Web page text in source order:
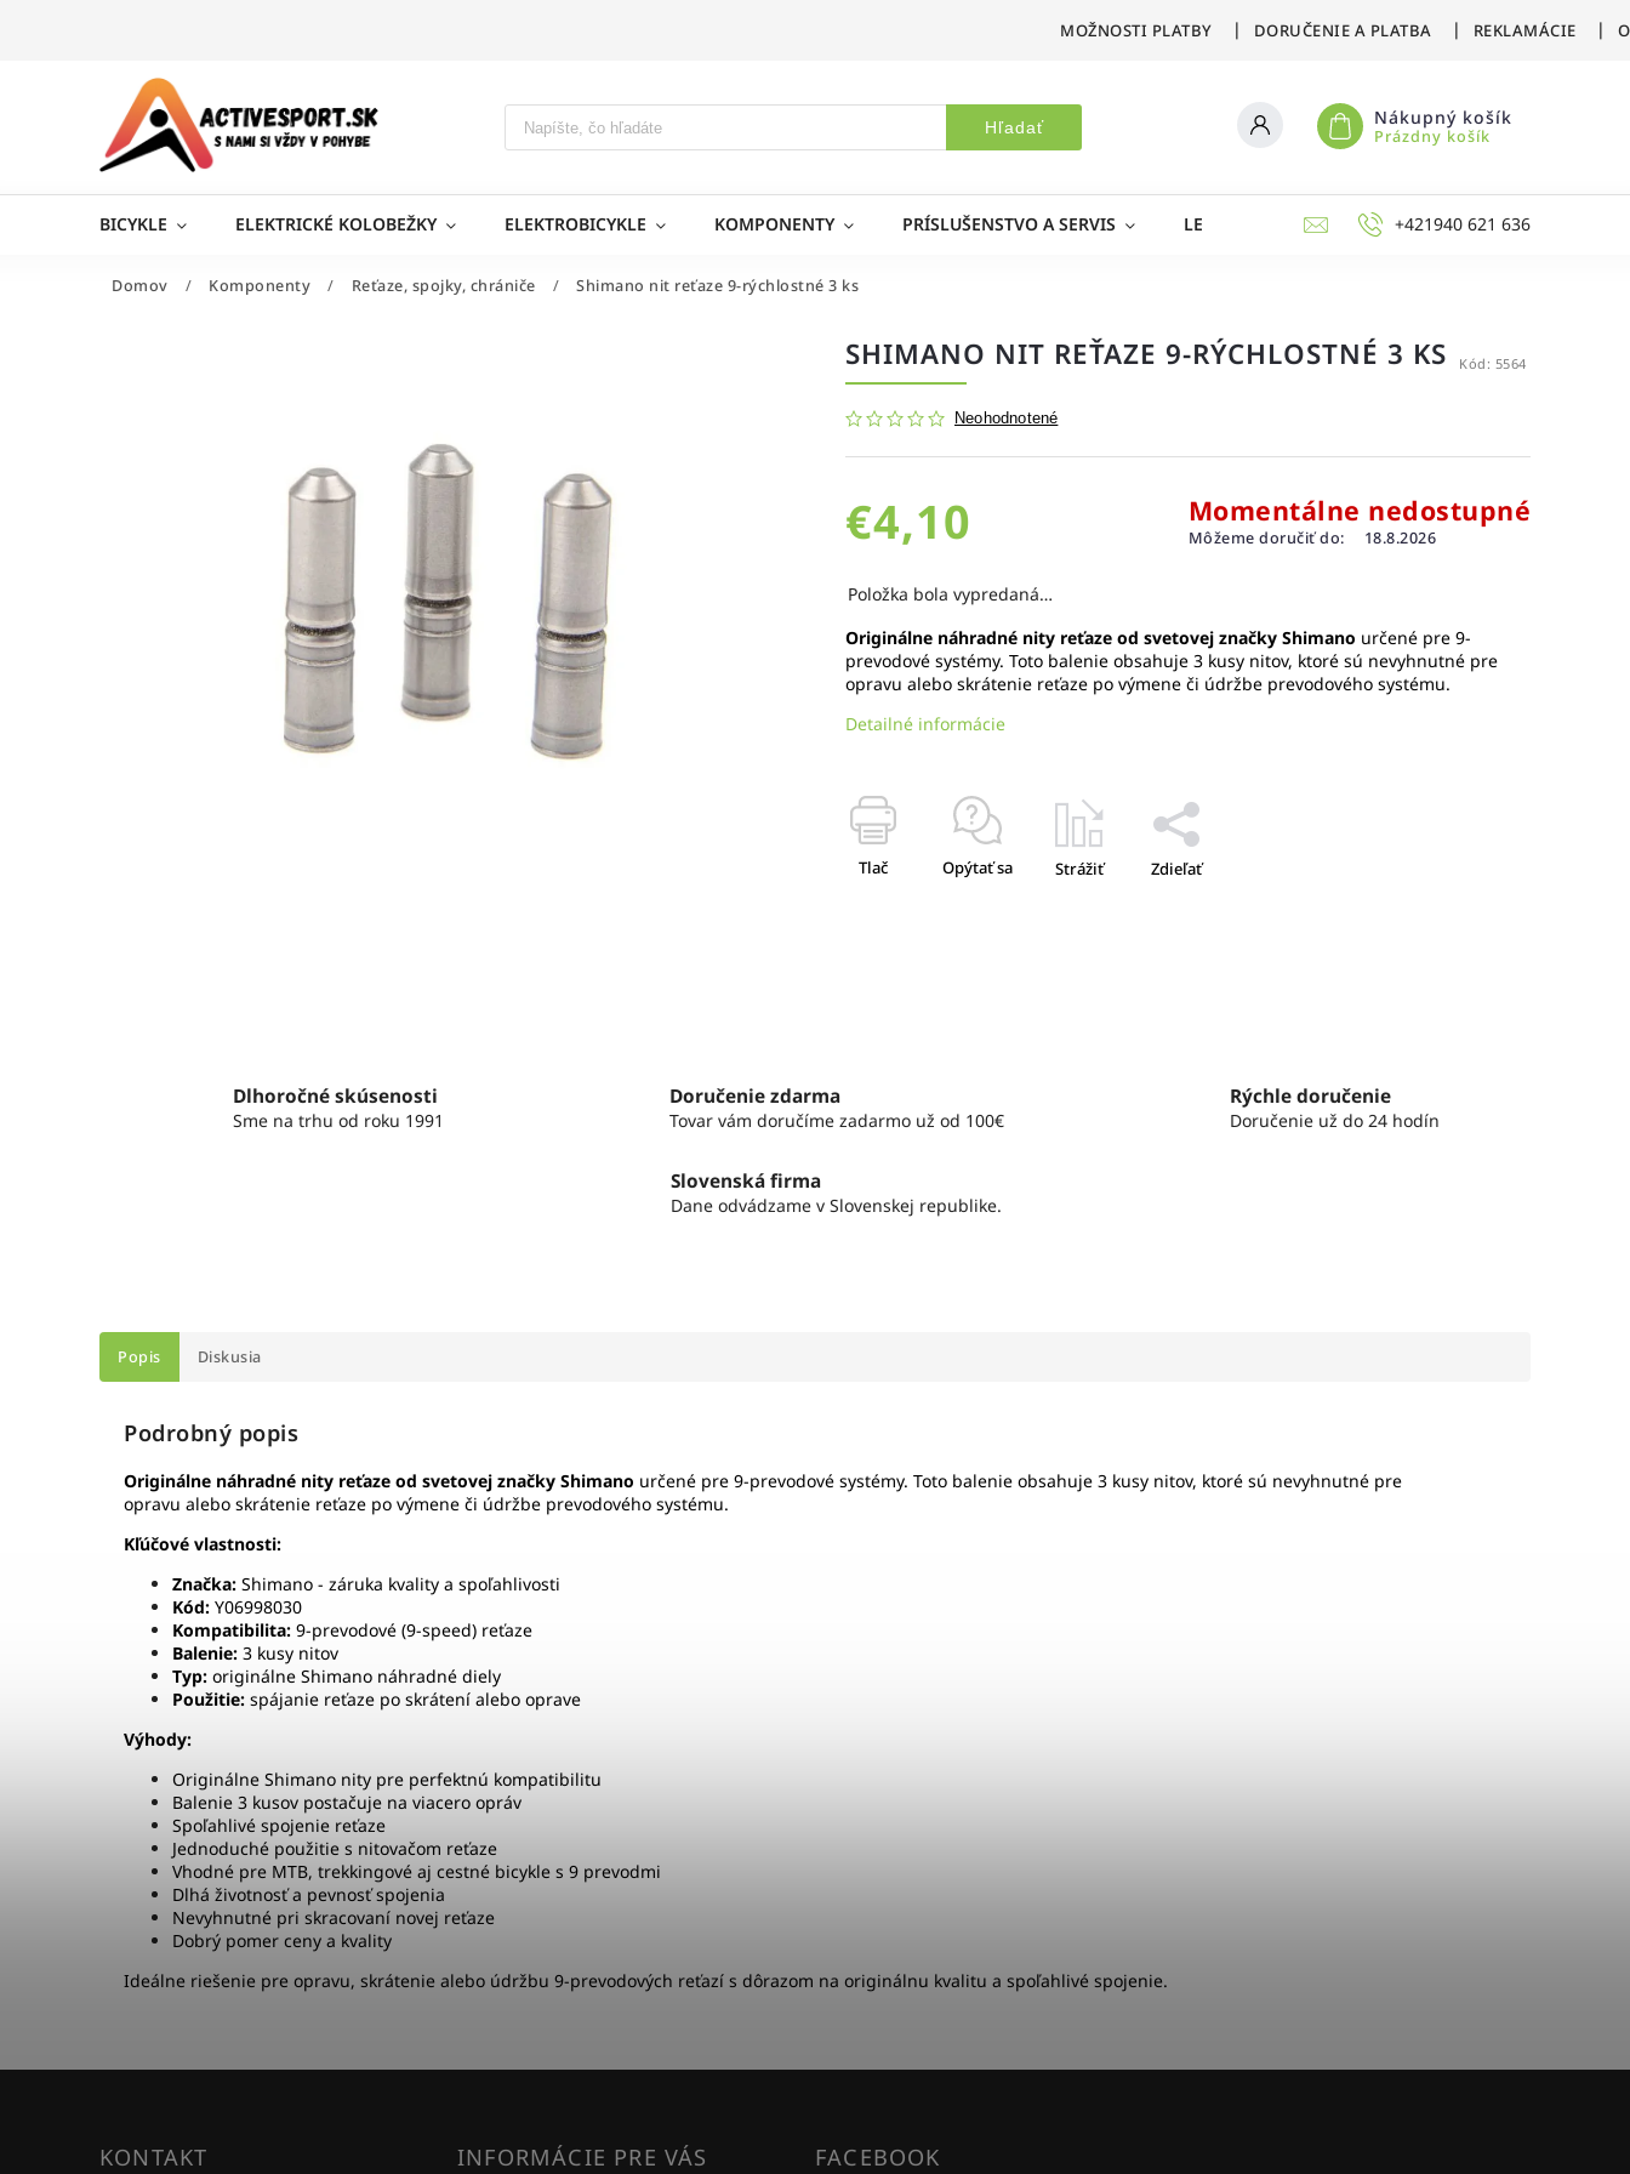
MOŽNOSTI PLATBY DORUČENIE A PLATBA REKLAMÁCIE
Hľadať Nákupný košík
Prázdny košík
BICYKLE ELEKTRICKÉ KOLOBEŽKY ELEKTROBICYKLE KOMPONENTY PRÍSLUŠENSTVO A SERVIS LETNÉ ŠPORTY ZIMNÉ ŠPORTY
+421940 621 636
Domov / Komponenty / Reťaze, spojky, chrániče / Shimano nit reťaze 9-rýchlostné 3 ks
SHIMANO NIT REŤAZE 9-RÝCHLOSTNÉ 3 KS Kód: 5564
Neohodnotené
€4,10 Momentálne nedostupné
Môžeme doručiť do: 18.8.2026
Položka bola vypredaná…
Originálne náhradné nity reťaze od svetovej značky Shimano určené pre 9-
prevodové systémy. Toto balenie obsahuje 3 kusy nitov, ktoré sú nevyhnutné pre
opravu alebo skrátenie reťaze po výmene či údržbe prevodového systému.
Detailné informácie
Tlač Opýtať sa Strážiť Zdieľať
Dlhoročné skúsenosti
Sme na trhu od roku 1991
Doručenie zdarma
Tovar vám doručíme zadarmo už od 100€
Rýchle doručenie
Doručenie už do 24 hodín
Slovenská firma
Dane odvádzame v Slovenskej republike.
Popis Diskusia
Podrobný popis
Originálne náhradné nity reťaze od svetovej značky Shimano určené pre 9-prevodové systémy. Toto balenie obsahuje 3 kusy nitov, ktoré sú nevyhnutné pre
opravu alebo skrátenie reťaze po výmene či údržbe prevodového systému.
Kľúčové vlastnosti:
Značka: Shimano - záruka kvality a spoľahlivosti
Kód: Y06998030
Kompatibilita: 9-prevodové (9-speed) reťaze
Balenie: 3 kusy nitov
Typ: originálne Shimano náhradné diely
Použitie: spájanie reťaze po skrátení alebo oprave
Výhody:
Originálne Shimano nity pre perfektnú kompatibilitu
Balenie 3 kusov postačuje na viacero opráv
Spoľahlivé spojenie reťaze
Jednoduché použitie s nitovačom reťaze
Vhodné pre MTB, trekkingové aj cestné bicykle s 9 prevodmi
Dlhá životnosť a pevnosť spojenia
Nevyhnutné pri skracovaní novej reťaze
Dobrý pomer ceny a kvality
Ideálne riešenie pre opravu, skrátenie alebo údržbu 9-prevodových reťazí s dôrazom na originálnu kvalitu a spoľahlivé spojenie.
KONTAKT INFORMÁCIE PRE VÁS FACEBOOK